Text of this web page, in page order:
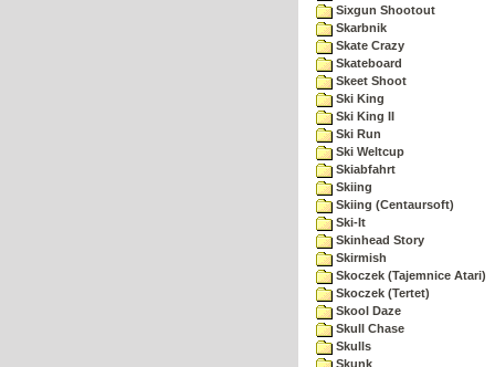
Sixgun Shootout
Skarbnik
Skate Crazy
Skateboard
Skeet Shoot
Ski King
Ski King II
Ski Run
Ski Weltcup
Skiabfahrt
Skiing
Skiing (Centaursoft)
Ski-It
Skinhead Story
Skirmish
Skoczek (Tajemnice Atari)
Skoczek (Tertet)
Skool Daze
Skull Chase
Skulls
Skunk